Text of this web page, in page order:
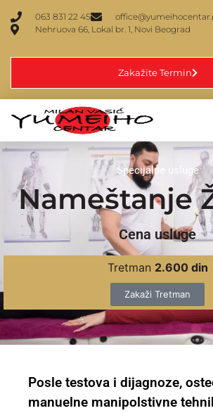
063 831 22 45
Nehruova 66, Lokal br. 1, Novi Beograd
Zakažite Termin
Specijalne usluge
Nameštanje
Cena usluge
Tretman 2.600 din
Zakaži Tretman
Posle testova i dijagnoze,
manuelne manipolstivne